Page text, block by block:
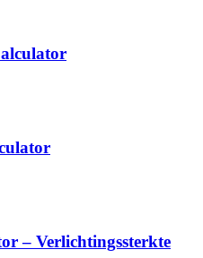
– Verlichtingssterkte